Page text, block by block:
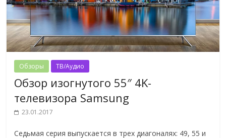
Обзоры ТВ/Аудио
Обзор изогнутого 55″ 4K-
телевизора Samsung
23.01.2017
Седьмая серия выпускается в трех диагоналях: 49, 55 и